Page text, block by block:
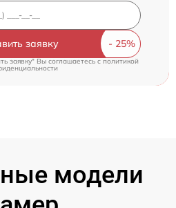
заявку
заявку" Вы соглашаетесь cполитикой
модели